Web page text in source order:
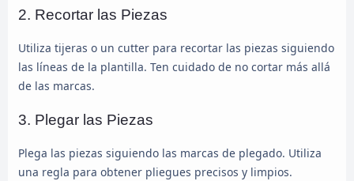
2. Recortar las Piezas
Utiliza tijeras o un cutter para recortar las piezas siguiendo
las líneas de la plantilla. Ten cuidado de no cortar más allá
de las marcas.
3. Plegar las Piezas
Plega las piezas siguiendo las marcas de plegado. Utiliza
una regla para obtener pliegues precisos y limpios.